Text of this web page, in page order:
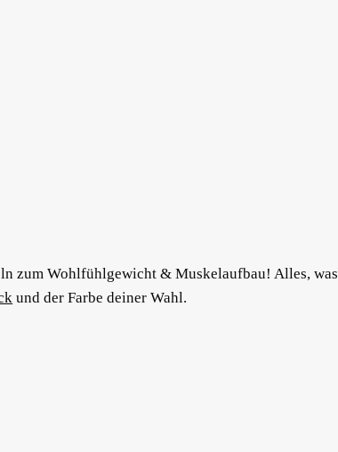
zum Wohlfühlgewicht & Muskelaufbau! Alles, was
und der Farbe deiner Wahl.